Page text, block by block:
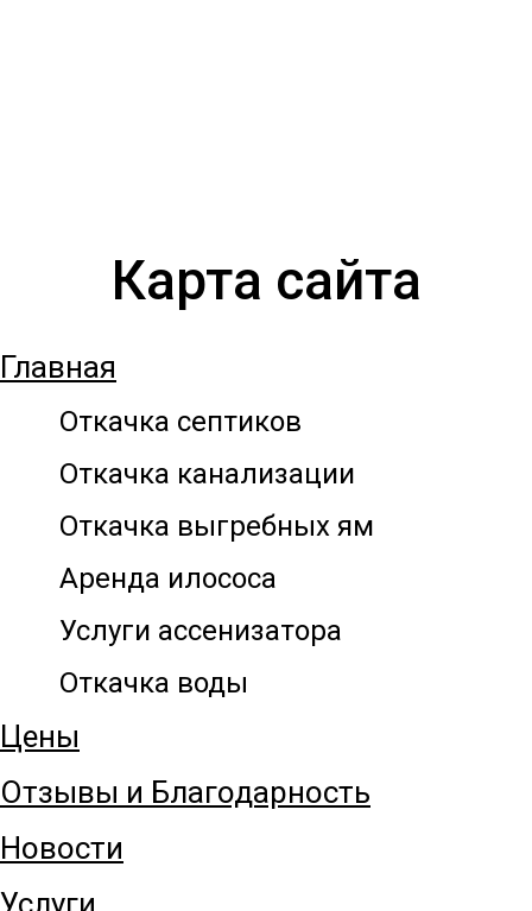
Карта сайта
Главная
Откачка септиков
Откачка канализации
Откачка выгребных ям
Аренда илососа
Услуги ассенизатора
Откачка воды
Цены
Отзывы и Благодарность
Новости
Услуги